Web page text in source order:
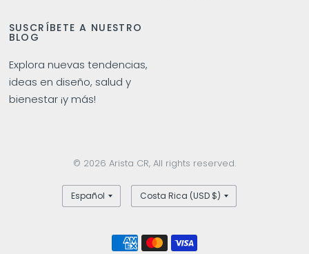
SUSCRÍBETE A NUESTRO
BLOG
Explora nuevas tendencias,
ideas en diseño, salud y
bienestar ¡y más!
© 2026 Arista CR, All rights reserved.
Actualizar
país/región
Actualizar
país/región